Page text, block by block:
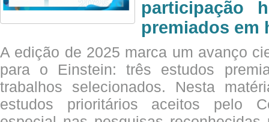
participação
premiados em
A edição de 2025 marca um avanço
para o Einstein: três estudos
trabalhos selecionados. Nesta
estudos prioritários aceitos pelo